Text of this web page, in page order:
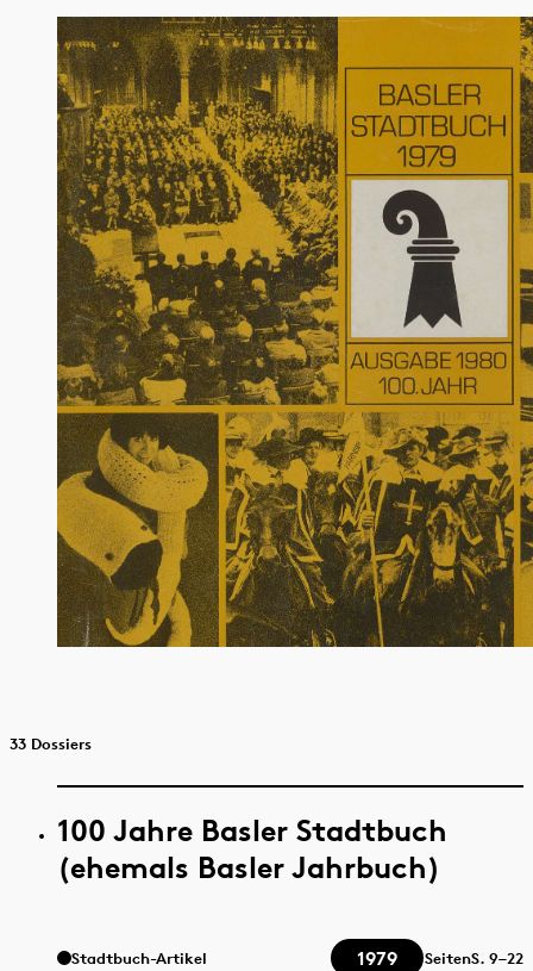
33 Dossiers
100 Jahre Basler Stadtbuch
(ehemals Basler Jahrbuch)
Stadtbuch-Artikel 1979 SeitenS. 9–22